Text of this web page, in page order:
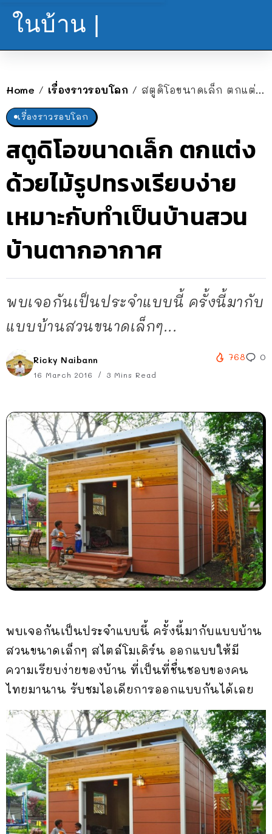
ในบ้าน |
Home / เรื่องราวรอบโลก / สตูดิโอขนาดเล็ก ตกแต่งด้วยไม้รูปทรงเรียบง่าย เหมาะกับทำเป็นบ้านสวน บ้านตากอากาศ
เรื่องราวรอบโลก
สตูดิโอขนาดเล็ก ตกแต่ง
ด้วยไม้รูปทรงเรียบง่าย
เหมาะกับทำเป็นบ้านสวน
บ้านตากอากาศ
พบเจอกันเป็นประจำแบบนี้ ครั้งนี้มากับ
แบบบ้านสวนขนาดเล็กๆ...
Ricky Naibann
16 March 2016 3 Mins Read
768 0
พบเจอกันเป็นประจำแบบนี้ ครั้งนี้มากับแบบบ้าน
สวนขนาดเล็กๆ สไตล์โมเดิร์น ออกแบบให้มี
ความเรียบง่ายของบ้าน ที่เป็นที่ชื่นชอบของคน
ไทยมานาน รับชมไอเดียการออกแบบกันได้เลย